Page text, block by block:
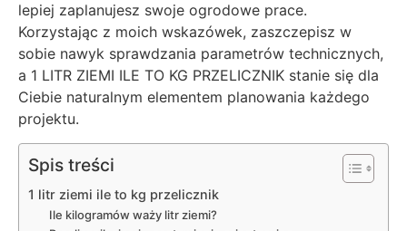
lepiej zaplanujesz swoje ogrodowe prace.
Korzystając z moich wskazówek, zaszczepisz w
sobie nawyk sprawdzania parametrów technicznych,
a 1 LITR ZIEMI ILE TO KG PRZELICZNIK stanie się dla
Ciebie naturalnym elementem planowania każdego
projektu.
Spis treści
1 litr ziemi ile to kg przelicznik
Ile kilogramów waży litr ziemi?